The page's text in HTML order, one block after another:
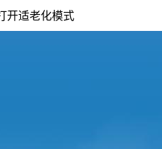
开适老化模式